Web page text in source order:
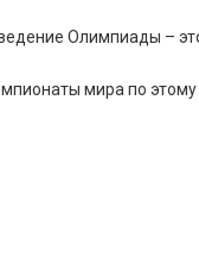
Олимпиады –
мира по этому